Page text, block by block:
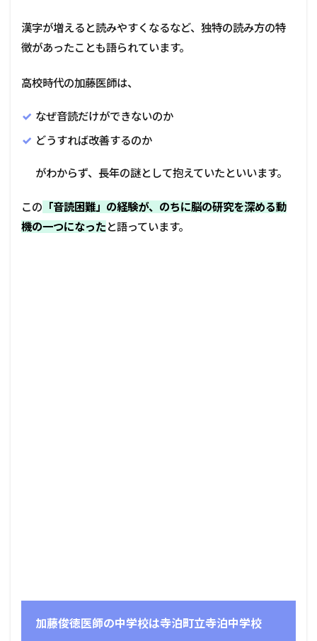
漢字が増えると読みやすくなるなど、独特の読み方の特
徴があったことも語られています。
高校時代の加藤医師は、
なぜ音読だけができないのか
どうすれば改善するのか
がわからず、長年の謎として抱えていたといいます。
この 「音読困難」の経験が、のちに脳の研究を深める動
機の一つになった と語っています。
加藤俊徳医師の中学校は寺泊町立寺泊中学校